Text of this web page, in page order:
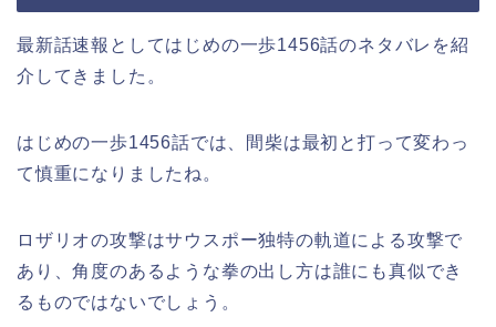
最新話速報としてはじめの一歩1456話のネタバレを紹
介してきました。
はじめの一歩1456話では、間柴は最初と打って変わっ
て慎重になりましたね。
ロザリオの攻撃はサウスポー独特の軌道による攻撃で
あり、角度のあるような拳の出し方は誰にも真似でき
るものではないでしょう。